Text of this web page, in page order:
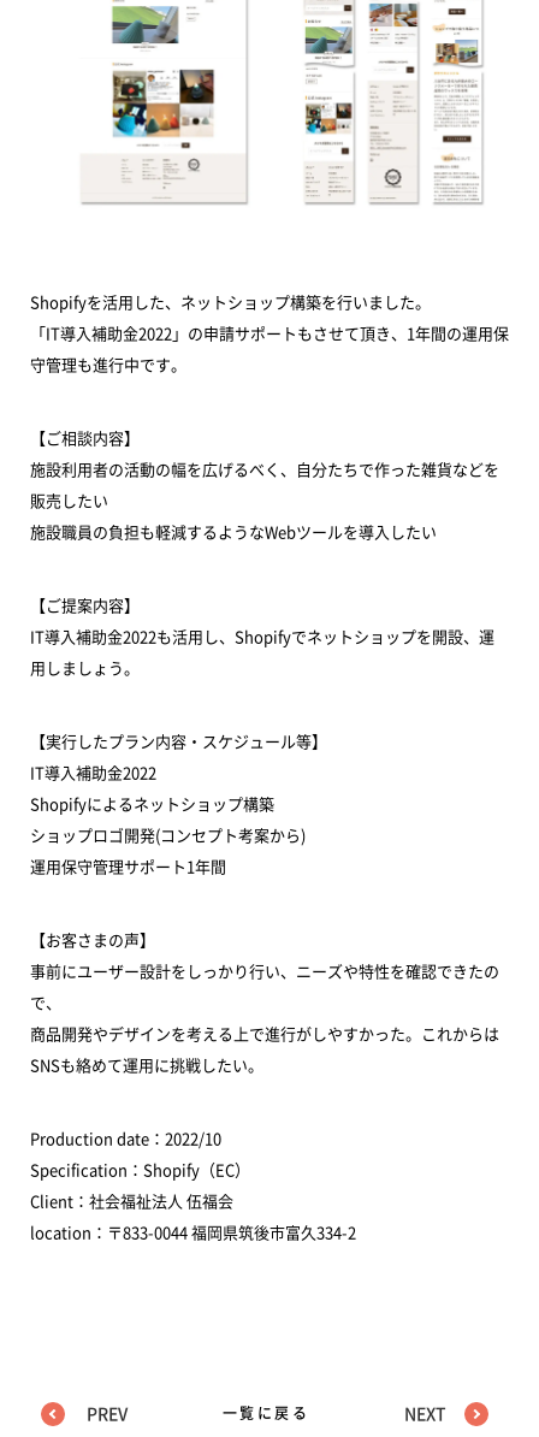
Shopifyを活用した、ネットショップ構築を行いました。
「IT導入補助金2022」の申請サポートもさせて頂き、1年間の運用保
守管理も進行中です。
【ご相談内容】
施設利用者の活動の幅を広げるべく、自分たちで作った雑貨などを
販売したい
施設職員の負担も軽減するようなWebツールを導入したい
【ご提案内容】
IT導入補助金2022も活用し、Shopifyでネットショップを開設、運
用しましょう。
【実行したプラン内容・スケジュール等】
IT導入補助金2022
Shopifyによるネットショップ構築
ショップロゴ開発(コンセプト考案から)
運用保守管理サポート1年間
【お客さまの声】
事前にユーザー設計をしっかり行い、ニーズや特性を確認できたの
で、
商品開発やデザインを考える上で進行がしやすかった。これからは
SNSも絡めて運用に挑戦したい。
Production date：2022/10
Specification：Shopify（EC）
Client：社会福祉法人 伍福会
location：〒833-0044 福岡県筑後市富久334-2
PREV 一覧に戻る NEXT